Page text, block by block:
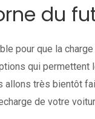
du
pour que la
qui permettent
allons très bientôt
de votre